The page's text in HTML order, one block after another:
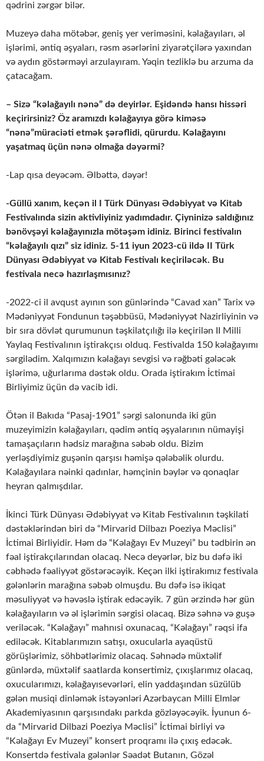
qədrini zərgər bilər.
Muzeyə daha mötəbər, geniş yer veriməsini, kəlağayıları, əl
işlərimi, əntiq əşyaları, rəsm əsərlərini ziyarətçilərə yaxından
və aydın göstərməyi arzulayıram. Yəqin tezliklə bu arzuma da
çatacağam.
– Sizə “kəlağayılı nənə” də deyirlər. Eşidəndə hansı hissəri
keçirirsiniz? Öz aramızdı kəlağayıya görə kiməsə
“nənə”müraciəti etmək şərəflidi, qürurdu. Kəlağayını
yaşatmaq üçün nənə olmağa dəyərmi?
-Lap qısa deyəcəm. Əlbəttə, dəyər!
-Güllü xanım, keçən il I Türk Dünyası Ədəbiyyat və Kitab
Festivalında sizin aktivliyiniz yadımdadır. Çiyninizə saldığınız
bənövşəyi kəlağayınızla mötəşəm idiniz. Birinci festivalın
“kəlağayılı qızı” siz idiniz. 5-11 iyun 2023-cü ildə II Türk
Dünyası Ədəbiyyat və Kitab Festivalı keçiriləcək. Bu
festivala necə hazırlaşmısınız?
-2022-ci il avqust ayının son günlərində “Cavad xan” Tarix və
Mədəniyyət Fondunun təşəbbüsü, Mədəniyyət Nazirliyinin və
bir sıra dövlət qurumunun təşkilatçılığı ilə keçirilən II Milli
Yaylaq Festivalının iştirakçısı olduq. Festivalda 150 kəlağayımı
sərgilədim. Xalqımızın kəlağayı sevgisi və rəğbəti gələcək
işlərimə, uğurlarıma dəstək oldu. Orada iştirakım İctimai
Birliyimiz üçün də vacib idi.
Ötən il Bakıda “Pasaj-1901” sərgi salonunda iki gün
muzeyimizin kəlağayıları, qədim əntiq əşyalarının nümayişi
tamaşaçıların hədsiz marağına səbəb oldu. Bizim
yerləşdiyimiz guşənin qarşısı həmişə qələbəlik olurdu.
Kəlağayılara nəinki qadınlar, həmçinin bəylər və qonaqlar
heyran qalmışdılar.
İkinci Türk Dünyası Ədəbiyyat və Kitab Festivalının təşkilati
dəstəklərindən biri də “Mirvarid Dilbazı Poeziya Məclisi”
İctimai Birliyidir. Həm də “Kəlağayı Ev Muzeyi” bu tədbirin ən
fəal iştirakçılarından olacaq. Necə deyərlər, biz bu dəfə iki
cəbhədə fəaliyyət göstərəcəyik. Keçən ilki iştirakımız festivala
gələnlərin marağına səbəb olmuşdu. Bu dəfə isə ikiqat
məsuliyyət və həvəslə iştirak edəcəyik. 7 gün ərzində hər gün
kəlağayıların və əl işlərimin sərgisi olacaq. Bizə səhnə və guşə
veriləcək. “Kəlağayı” mahnısi oxunacaq, “Kəlağayı” rəqsi ifa
ediləcək. Kitablarımızın satışı, oxucularla ayaqüstü
görüşlərimiz, söhbətlərimiz olacaq. Səhnədə müxtəlif
günlərdə, müxtəlif saatlarda konsertimiz, çıxışlarımız olacaq,
oxucularımızı, kəlağayısevərləri, elin yaddaşından süzülüb
gələn musiqi dinləmək istəyənləri Azərbaycan Milli Elmlər
Akademiyasının qarşısındakı parkda gözləyəcəyik. İyunun 6-
da “Mirvarid Dilbazi Poeziya Məclisi” İctimai birliyi və
“Kəlağayı Ev Muzeyi” konsert proqramı ilə çıxış edəcək.
Konsertdə festivala gələnlər Səadət Butanın, Gözəl